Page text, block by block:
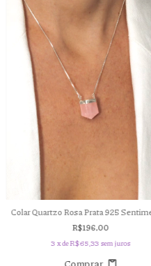
Colar Quartzo Rosa Prata 925
R$196,00
3 x deR$65,33 sem juros
Comprar